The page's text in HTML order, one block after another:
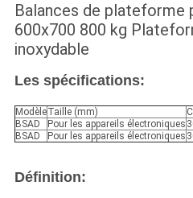
PRIVACY
POLICY
Balances de plateforme
600x700 800 kg
inoxydable
Les spécifications:
ModèleTaille (mm)
BSAD
Pour les appareils électroniques
BSAD
Pour les appareils électroniques
Définition: